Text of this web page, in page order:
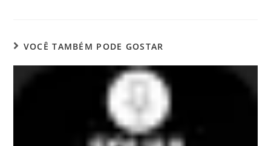
VOCÊ TAMBÉM PODE GOSTAR